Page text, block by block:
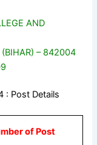
AND
(BIHAR) – 842004
: Post Details
of Post